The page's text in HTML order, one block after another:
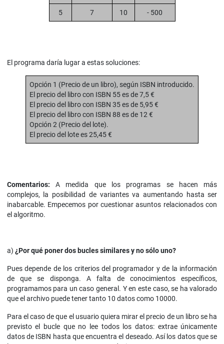
5 7 10 - 500
El programa daría lugar a estas soluciones:
Opción 1 (Precio de un libro), según ISBN introducido.
El precio del libro con ISBN 55 es de 7,5 €
El precio del libro con ISBN 35 es de 5,95 €
El precio del libro con ISBN 88 es de 12 €
Opción 2 (Precio del lote).
El precio del lote es 25,45 €
Comentarios: A medida que los programas se hacen más
complejos, la posibilidad de variantes va aumentando hasta ser
inabarcable. Empecemos por cuestionar asuntos relacionados con
el algoritmo.
a) ¿Por qué poner dos bucles similares y no sólo uno?
Pues depende de los criterios del programador y de la información
de que se disponga. A falta de conocimientos específicos,
programamos para un caso general. Y en este caso, se ha valorado
que el archivo puede tener tanto 10 datos como 10000.
Para el caso de que el usuario quiera mirar el precio de un libro se ha
previsto el bucle que no lee todos los datos: extrae únicamente
datos de ISBN hasta que encuentra el deseado. Así los datos que se